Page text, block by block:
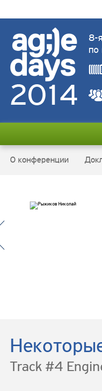
8-
по
О конференции
Track #4